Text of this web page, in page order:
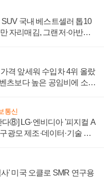
국내 베스트셀러 톱10
자리매김, 그랜저·아반떼
격 앞세워 수입차 4위 올랐
츠보다 높은 공임비에 소비
통신
다⑧] LG·엔비디아 '피지컬 A
광모 제조·데이터·기술 결
' 미국 오클로 SMR 연구용